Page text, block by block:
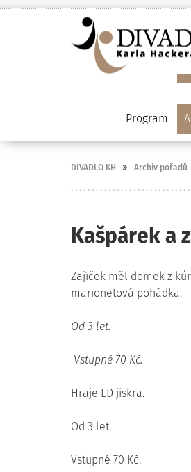
Program
DIVADLO KH Archiv pořadů
Kašpárek a
Zajíček měl domek z
marionetová pohádka.
Od 3 let.
Vstupné 70 Kč.
Hraje LD jiskra.
Od 3 let.
Vstupné 70 Kč.